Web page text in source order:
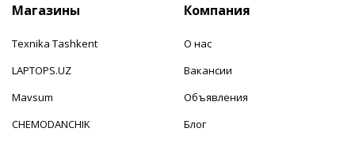
Магазины
Texnika Tashkent
LAPTOPS.UZ
Mavsum
CHEMODANCHIK
Компания
О нас
Вакансии
Объявления
Блог